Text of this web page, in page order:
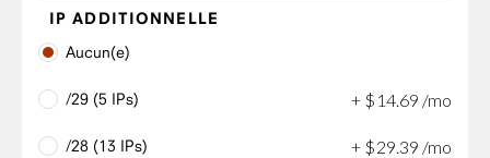
IP ADDITIONNELLE
Aucun(e)
/29 (5 IPs) + $ 14.69 /mo
/28 (13 IPs) + $29 39 /mo